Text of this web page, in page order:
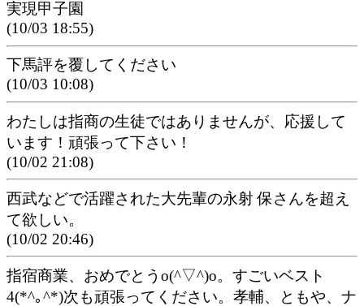
実現甲子園
(10/03 18:55)
下馬評を覆してください
(10/03 10:08)
わたしは指商の生徒ではありませんが、応援して
います！頑張って下さい！
(10/02 21:08)
西武などで活躍された大先輩の永射 保さんを超え
て欲しい。
(10/02 20:46)
指宿商業、おめでとうo(^▽^)o。すごいベスト
4(*^｡^*)次も頑張ってください。孝輔、ともや、ナ